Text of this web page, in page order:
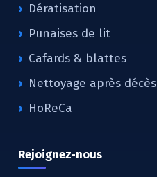
Dératisation
Punaises de lit
Cafards & blattes
Nettoyage après décès
HoReCa
Rejoignez-nous